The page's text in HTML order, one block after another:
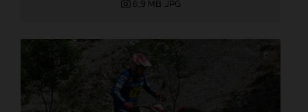
6,9 MB .JPG